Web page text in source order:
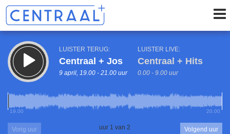
LUISTER TERUG:
Centraal + Jos
9 april, 19.00 - 21.00 uur
LUISTER LIVE:
Centraal + Hits
0.00 - 9.00 uur
19.00 20.00
Vorig uur uur 1 van 2 Volgend uur